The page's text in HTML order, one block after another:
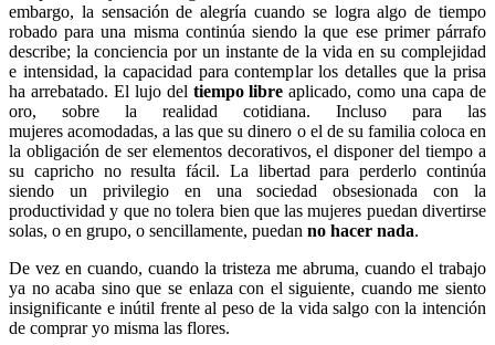
embargo, la sensación de alegría cuando se logra algo de tiempo
robado para una misma continúa siendo la que ese primer párrafo
describe; la conciencia por un instante de la vida en su complejidad
e intensidad, la capacidad para contemplar los detalles que la prisa
ha arrebatado. El lujo del tiempo libre aplicado, como una capa de
oro, sobre la realidad cotidiana. Incluso para las
mujeres acomodadas, a las que su dinero o el de su familia coloca en
la obligación de ser elementos decorativos, el disponer del tiempo a
su capricho no resulta fácil. La libertad para perderlo continúa
siendo un privilegio en una sociedad obsesionada con la
productividad y que no tolera bien que las mujeres puedan divertirse
solas, o en grupo, o sencillamente, puedan no hacer nada.
De vez en cuando, cuando la tristeza me abruma, cuando el trabajo
ya no acaba sino que se enlaza con el siguiente, cuando me siento
insignificante e inútil frente al peso de la vida salgo con la intención
de comprar yo misma las flores.